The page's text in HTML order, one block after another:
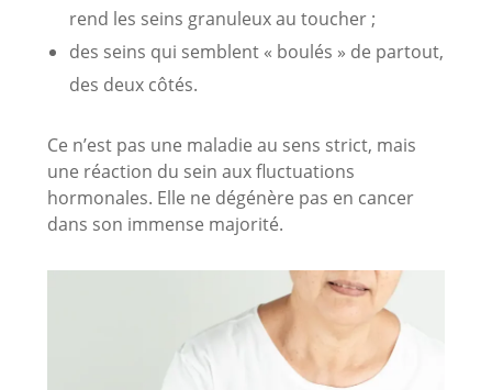
rend les seins granuleux au toucher ;
des seins qui semblent « boulés » de partout,
des deux côtés.
Ce n’est pas une maladie au sens strict, mais
une réaction du sein aux fluctuations
hormonales. Elle ne dégénère pas en cancer
dans son immense majorité.